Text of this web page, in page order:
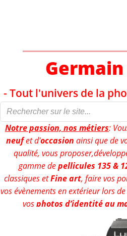
- Tout l'univers de la
Notre passion, nos métiers:
neufet d'occasion ainsi que de
qualité, vous
gamme depellicules 135 &
classiques etFine art, faire vos
vos évènements en extérieur lors de
vosphotos d’identité au